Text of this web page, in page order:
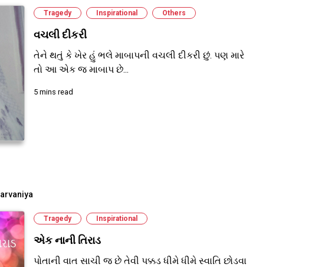
Tragedy Inspirational Others
વચલી દીકરી
તેને થતું કે ખેર હું ભલે માબાપની વચલી દીકરી છું. પણ મારે
તો આ એક જ માબાપ છે...
5 mins read
Tragedy Inspirational
એક નાની તિરાડ
પોતાની વાત સાચી જ છે તેવી પક્કડ ધીમે ધીમે સ્વાતિ છોડવા